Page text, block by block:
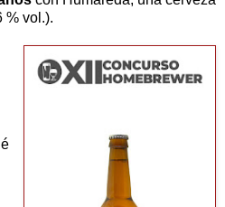
% vol.).